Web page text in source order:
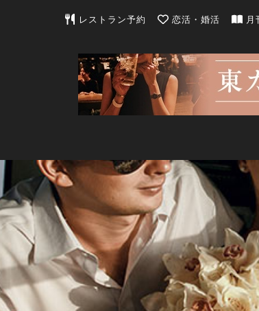
東京カレンダー | 最新のグルメ、洗練され
レストラン予約 恋活・婚活 月